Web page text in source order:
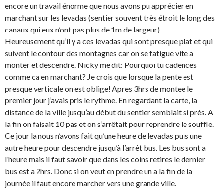
encore un travail énorme que nous avons pu apprécier en
marchant sur les levadas (sentier souvent très étroit le long des
canaux qui eux n’ont pas plus de 1m de largeur).
Heureusement qu’il y a ces levadas qui sont presque plat et qui
suivent le contour des montagnes car on se fatigue vite a
monter et descendre. Nicky me dit: Pourquoi tu cadences
comme ca en marchant? Je crois que lorsque la pente est
presque verticale on est oblige! Apres 3hrs de montee le
premier jour j’avais pris le rythme. En regardant la carte, la
distance de la ville jusqu’au début du sentier semblait si près. A
la fin on faisait 10 pas et on s’arrêtait pour reprendre le souffle.
Ce jour la nous n’avons fait qu’une heure de levadas puis une
autre heure pour descendre jusqu’à l’arrêt bus. Les bus sont a
l’heure mais il faut savoir que dans les coins retires le dernier
bus est a 2hrs. Donc si on veut en prendre un a la fin de la
journée il faut encore marcher vers une grande ville.